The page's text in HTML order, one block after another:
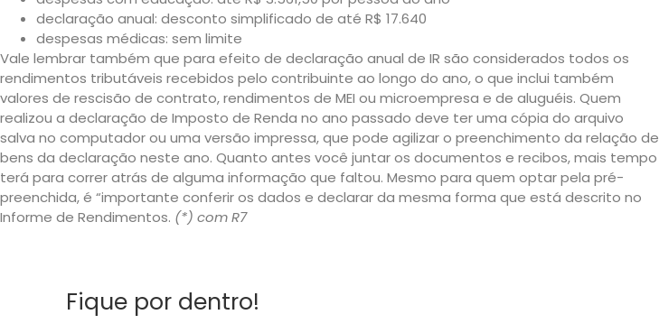
declaração anual: desconto simplificado de até R$ 17.640
despesas médicas: sem limite
Vale lembrar também que para efeito de declaração anual de IR são considerados todos os
rendimentos tributáveis recebidos pelo contribuinte ao longo do ano, o que inclui também
valores de rescisão de contrato, rendimentos de MEI ou microempresa e de aluguéis. Quem
realizou a declaração de Imposto de Renda no ano passado deve ter uma cópia do arquivo
salva no computador ou uma versão impressa, que pode agilizar o preenchimento da relação de
bens da declaração neste ano. Quanto antes você juntar os documentos e recibos, mais tempo
terá para correr atrás de alguma informação que faltou. Mesmo para quem optar pela pré-
preenchida, é “importante conferir os dados e declarar da mesma forma que está descrito no
Informe de Rendimentos. (*) com R7
Fique por dentro!